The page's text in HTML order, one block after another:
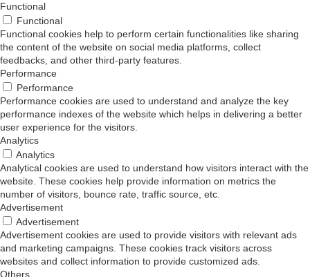
Functional
Functional
Functional cookies help to perform certain functionalities like sharing
the content of the website on social media platforms, collect
feedbacks, and other third-party features.
Performance
Performance
Performance cookies are used to understand and analyze the key
performance indexes of the website which helps in delivering a better
user experience for the visitors.
Analytics
Analytics
Analytical cookies are used to understand how visitors interact with the
website. These cookies help provide information on metrics the
number of visitors, bounce rate, traffic source, etc.
Advertisement
Advertisement
Advertisement cookies are used to provide visitors with relevant ads
and marketing campaigns. These cookies track visitors across
websites and collect information to provide customized ads.
Others